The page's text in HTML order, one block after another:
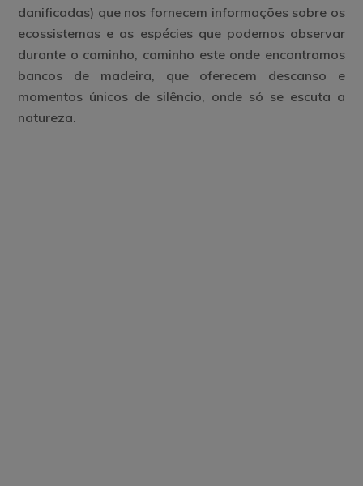
danificadas) que nos fornecem informações sobre os
ecossistemas e as espécies que podemos observar
durante o caminho, caminho este onde encontramos
bancos de madeira, que oferecem descanso e
momentos únicos de silêncio, onde só se escuta a
natureza.